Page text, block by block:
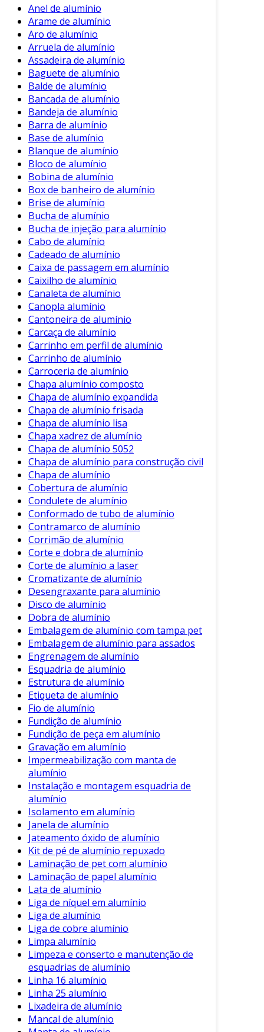
Anel de alumínio
Arame de alumínio
Aro de alumínio
Arruela de alumínio
Assadeira de alumínio
Baguete de alumínio
Balde de alumínio
Bancada de alumínio
Bandeja de alumínio
Barra de alumínio
Base de alumínio
Blanque de alumínio
Bloco de alumínio
Bobina de alumínio
Box de banheiro de alumínio
Brise de alumínio
Bucha de alumínio
Bucha de injeção para alumínio
Cabo de alumínio
Cadeado de alumínio
Caixa de passagem em alumínio
Caixilho de alumínio
Canaleta de alumínio
Canopla alumínio
Cantoneira de alumínio
Carcaça de alumínio
Carrinho em perfil de alumínio
Carrinho de alumínio
Carroceria de alumínio
Chapa alumínio composto
Chapa de alumínio expandida
Chapa de alumínio frisada
Chapa de alumínio lisa
Chapa xadrez de alumínio
Chapa de alumínio 5052
Chapa de alumínio para construção civil
Chapa de alumínio
Cobertura de alumínio
Condulete de alumínio
Conformado de tubo de alumínio
Contramarco de alumínio
Corrimão de alumínio
Corte e dobra de alumínio
Corte de alumínio a laser
Cromatizante de alumínio
Desengraxante para alumínio
Disco de alumínio
Dobra de alumínio
Embalagem de alumínio com tampa pet
Embalagem de alumínio para assados
Engrenagem de alumínio
Esquadria de alumínio
Estrutura de alumínio
Etiqueta de alumínio
Fio de alumínio
Fundição de alumínio
Fundição de peça em alumínio
Gravação em alumínio
Impermeabilização com manta de
alumínio
Instalação e montagem esquadria de
alumínio
Isolamento em alumínio
Janela de alumínio
Jateamento óxido de alumínio
Kit de pé de alumínio repuxado
Laminação de pet com alumínio
Laminação de papel alumínio
Lata de alumínio
Liga de níquel em alumínio
Liga de alumínio
Liga de cobre alumínio
Limpa alumínio
Limpeza e conserto e manutenção de
esquadrias de alumínio
Linha 16 alumínio
Linha 25 alumínio
Lixadeira de alumínio
Mancal de alumínio